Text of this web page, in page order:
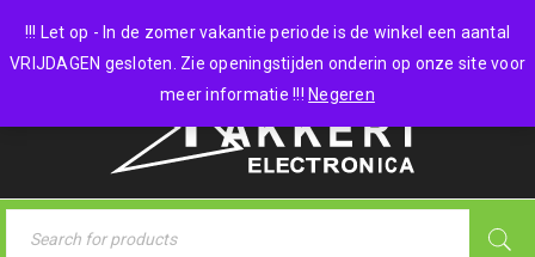
!!! Let op - In de zomer vakantie periode is de winkel een aantal
VRIJDAGEN gesloten. Zie openingstijden onderin op onze site voor
meer informatie !!! Negeren
0 items - €0,00